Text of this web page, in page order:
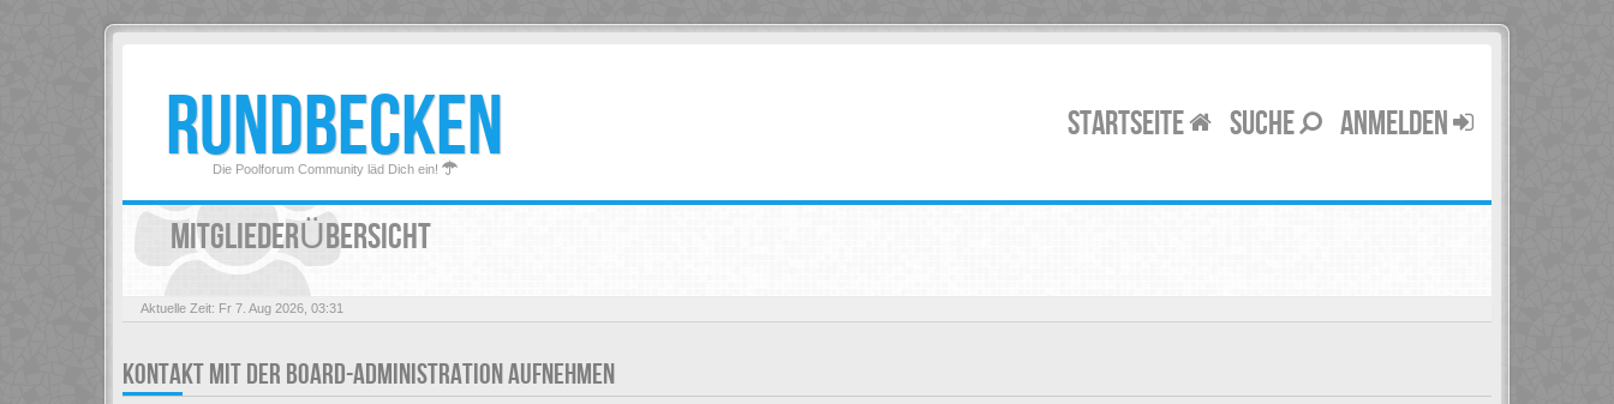
RUNDBECKEN
Die Poolforum Community läd Dich ein!
STARTSEITE SUCHE ANMELDEN
MITGLIEDERÜBERSICHT
Aktuelle Zeit: Fr 7. Aug 2026, 03:31
KONTAKT MIT DER BOARD-ADMINISTRATION AUFNEHMEN